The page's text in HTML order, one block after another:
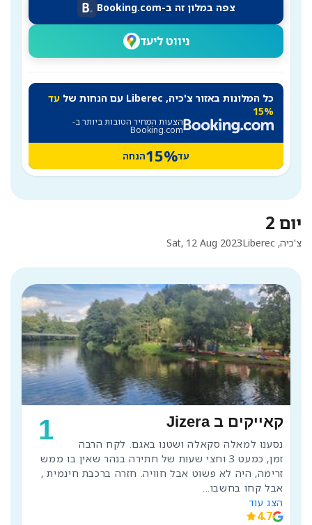
צפה במלון זה ב-Booking.com
ניווט ליעד
כל המלונות באזור צ'כיה, Liberec עם הנחות של
עד
15%
הצעות המחיר הטובות ביותר ב-
Booking.com
עד15%הנחה
יום 2
Sat, 12 Aug 2023 צ'כיה, Liberec
1 קאייקים ב Jizera
נסענו למאלה סקאלה ושטנו באגם. לקח הרבה
זמן, כמעט 3 וחצי שעות של חתירה בנהר שאין בו ממש
אבל קחו בחשבו...
הצג עוד
4.7